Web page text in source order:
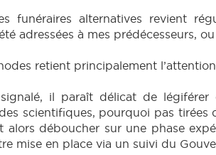
funéraires alternatives revient
adressées à mes prédécesseurs,
retient principalement
il paraît délicat de
scientifiques, pourquoi pas
déboucher sur une phase
mise en place via un suivi du